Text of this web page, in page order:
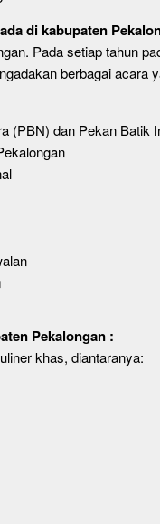
di kabupaten
Pada setiap tahun
berbagai acara
(PBN) dan Pekan Batik
Pekalongan :
khas, diantaranya: